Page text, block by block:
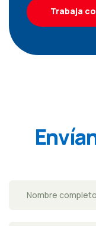
Trabaja